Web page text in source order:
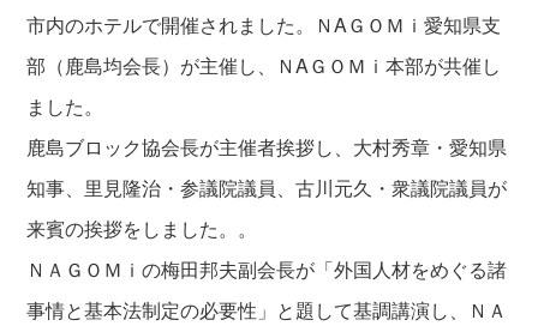
市内のホテルで開催されました。ＮAＧＯＭｉ愛知県支
部（鹿島均会長）が主催し、ＮAＧＯＭｉ本部が共催し
ました。
鹿島ブロック協会長が主催者挨拶し、大村秀章・愛知県
知事、里見隆治・参議院議員、古川元久・衆議院議員が
来賓の挨拶をしました。。
ＮＡＧＯＭｉの梅田邦夫副会長が「外国人材をめぐる諸
事情と基本法制定の必要性」と題して基調講演し、ＮＡ